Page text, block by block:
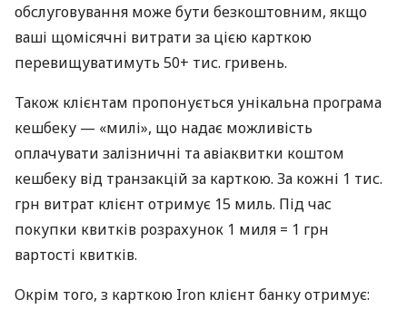
обслуговування може бути безкоштовним, якщо
ваші щомісячні витрати за цією карткою
перевищуватимуть 50+ тис. гривень.
Також клієнтам пропонується унікальна програма
кешбеку — «милі», що надає можливість
оплачувати залізничні та авіаквитки коштом
кешбеку від транзакцій за карткою. За кожні 1 тис.
грн витрат клієнт отримує 15 миль. Під час
покупки квитків розрахунок 1 миля = 1 грн
вартості квитків.
Окрім того, з карткою Iron клієнт банку отримує: